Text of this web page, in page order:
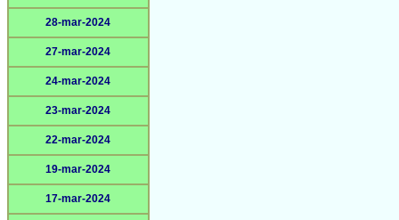
28-mar-2024
27-mar-2024
24-mar-2024
23-mar-2024
22-mar-2024
19-mar-2024
17-mar-2024